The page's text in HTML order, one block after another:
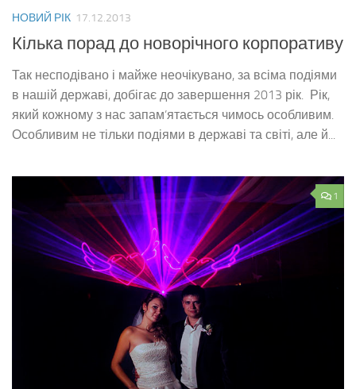
НОВИЙ РІК 17.12.2013
Кілька порад до новорічного корпоративу
Так несподівано і майже неочікувано, за всіма подіями
в нашій державі, добігає до завершення 2013 рік. Рік,
який кожному з нас запам’ятається чимось особливим.
Особливим не тільки подіями в державі та світі, але й...
1